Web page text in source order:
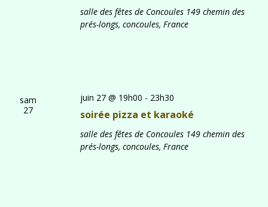
salle des fêtes de Concoules 149 chemin des
prés-longs, concoules, France
sam
27
soirée pizza et karaoké
juin 27 @ 19h00 - 23h30
salle des fêtes de Concoules 149 chemin des
prés-longs, concoules, France